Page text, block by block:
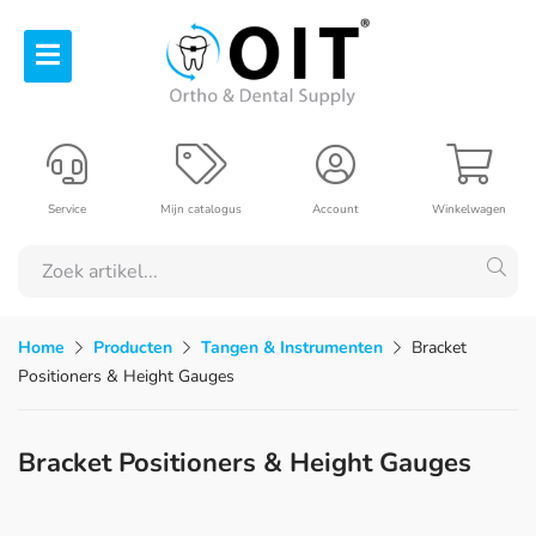
Winkelwagen
Account
Mijn catalogus
Service
Home Producten Tangen & Instrumenten
Bracket
Positioners & Height Gauges
Bracket Positioners & Height Gauges